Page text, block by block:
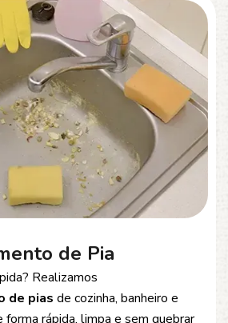
de Esgoto
de esgoto
rápidas e eficientes para
de esgoto, caixas de